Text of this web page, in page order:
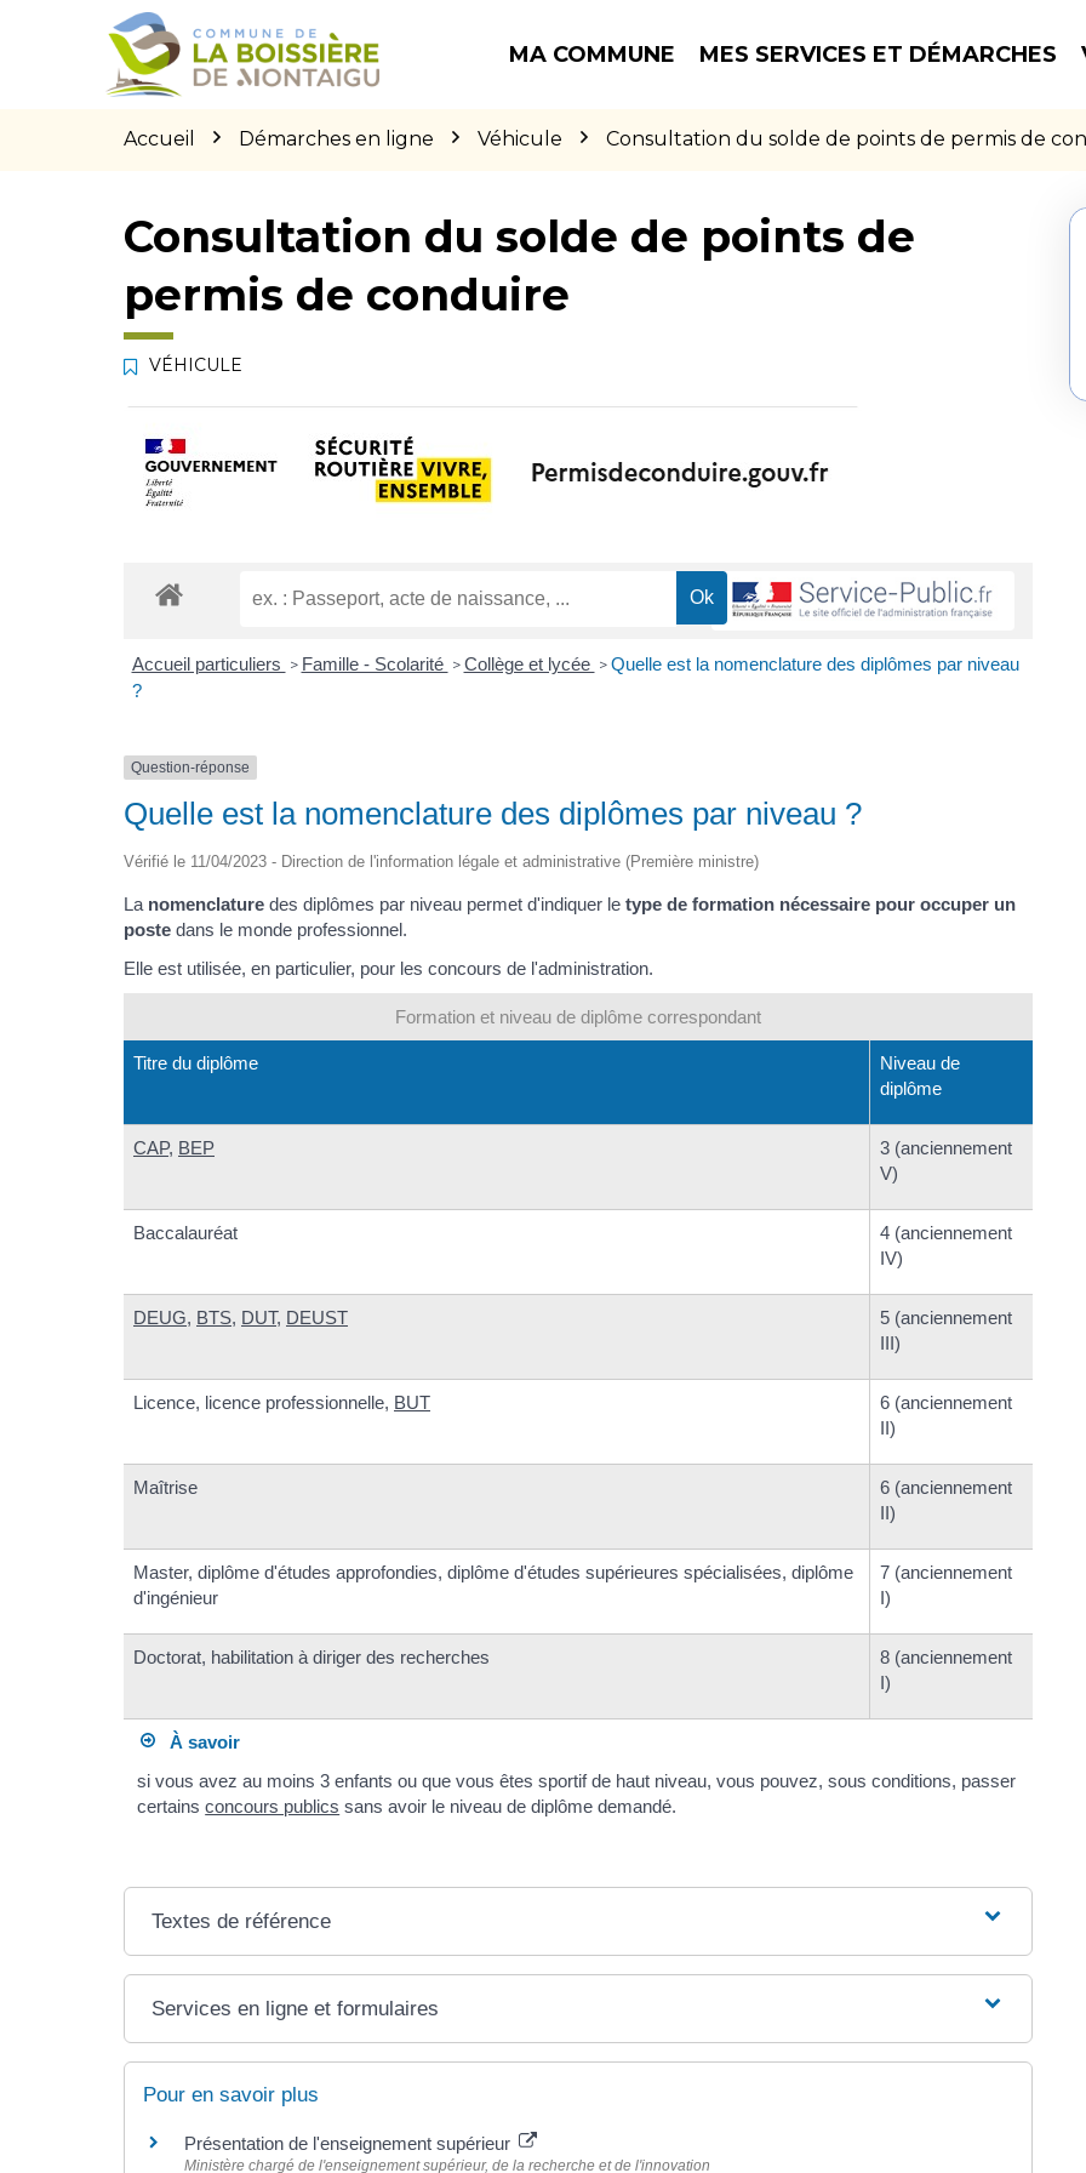
Gestion des traceurs
MA COMMUNE MES SERVICES ET DÉMARCHES
Accueil Démarches en ligne Véhicule Consultation du solde de points de permis de
Consultation du solde de points de
permis de conduire
VÉHICULE
Accueil particuliers > Famille - Scolarité > Collège et lycée > Quelle est la nomenclature des diplômes par niveau
?
Question-réponse
Quelle est la nomenclature des diplômes par niveau ?
Vérifié le 11/04/2023 - Direction de l'information légale et administrative (Première ministre)
La nomenclature des diplômes par niveau permet d'indiquer le type de formation nécessaire pour occuper un
poste dans le monde professionnel.
Elle est utilisée, en particulier, pour les concours de l'administration.
Formation et niveau de diplôme correspondant
Titre du diplôme
Niveau de
diplôme
CAP, BEP
3 (anciennement
V)
Baccalauréat
4 (anciennement
IV)
DEUG, BTS, DUT, DEUST
5 (anciennement
III)
Licence, licence professionnelle, BUT
6 (anciennement
II)
Maîtrise
6 (anciennement
II)
Master, diplôme d'études approfondies, diplôme d'études supérieures spécialisées, diplôme
d'ingénieur
7 (anciennement
I)
Doctorat, habilitation à diriger des recherches
8 (anciennement
I)
À savoir
si vous avez au moins 3 enfants ou que vous êtes sportif de haut niveau, vous pouvez, sous conditions, passer
certainsconcours publics sans avoir le niveau de diplôme demandé.
Textes de référence
Services en ligne et formulaires
Pour en savoir plus
Présentation de l'enseignement supérieur
Ministère chargé de l'enseignement supérieur, de la recherche et de l'innovation